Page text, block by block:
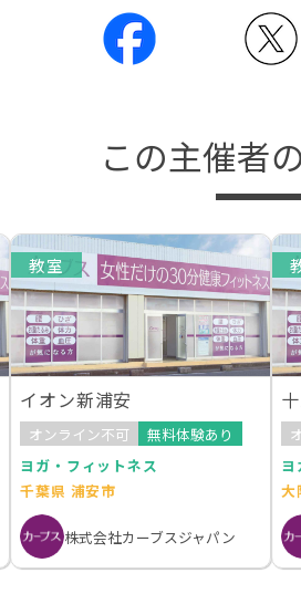
この主催者
教室
イオン新浦安
オンライン不可
無料体験あり
ヨガ・フィットネス
千葉県 浦安市
株式会社カーブスジャパン
ヨ
大